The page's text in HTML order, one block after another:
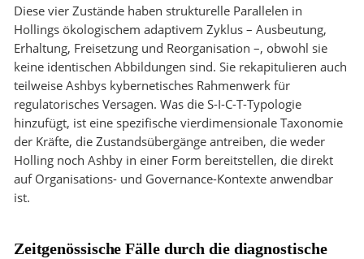
Diese vier Zustände haben strukturelle Parallelen in
Hollings ökologischem adaptivem Zyklus – Ausbeutung,
Erhaltung, Freisetzung und Reorganisation –, obwohl sie
keine identischen Abbildungen sind. Sie rekapitulieren auch
teilweise Ashbys kybernetisches Rahmenwerk für
regulatorisches Versagen. Was die S-I-C-T-Typologie
hinzufügt, ist eine spezifische vierdimensionale Taxonomie
der Kräfte, die Zustandsübergänge antreiben, die weder
Holling noch Ashby in einer Form bereitstellen, die direkt
auf Organisations- und Governance-Kontexte anwendbar
ist.
Zeitgenössische Fälle durch die diagnostische